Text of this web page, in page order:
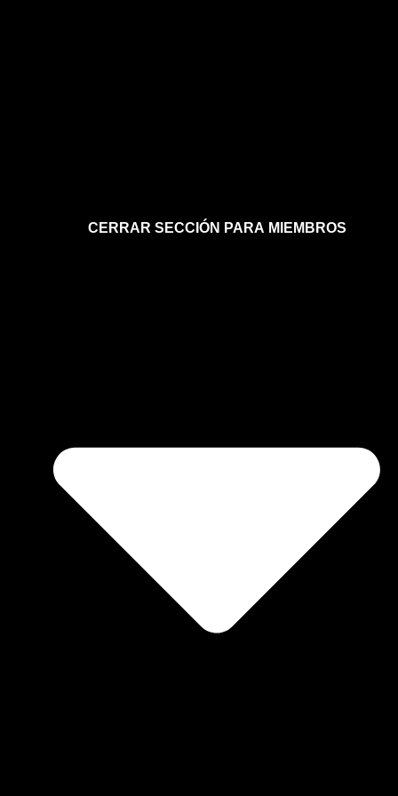
CERRAR SECCIÓN PARA MIEMBROS